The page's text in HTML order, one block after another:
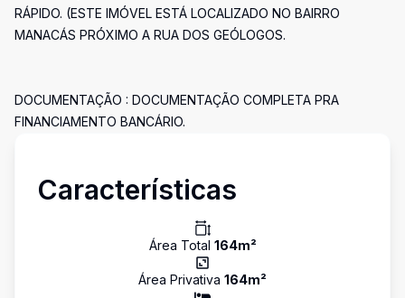
RÁPIDO. (ESTE IMÓVEL ESTÁ LOCALIZADO NO BAIRRO
MANACÁS PRÓXIMO A RUA DOS GEÓLOGOS.
DOCUMENTAÇÃO : DOCUMENTAÇÃO COMPLETA PRA
FINANCIAMENTO BANCÁRIO.
Características
Área Total 164m²
Área Privativa 164m²